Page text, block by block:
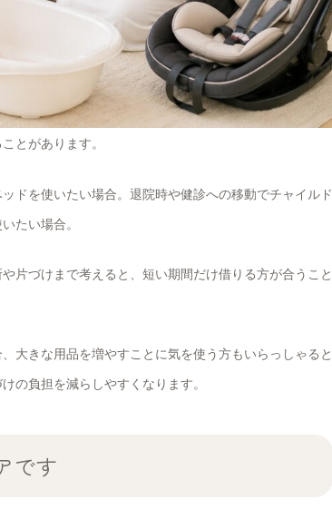
とがあります。
ドを使いたい場合。退院時や健診への移動でチャイルド
たい場合。
片づけまで考えると、短い期間だけ借りる方が合うこと
大きな用品を増やすことに気を使う方もいらっしゃると
の負担を減らしやすくなります。
です